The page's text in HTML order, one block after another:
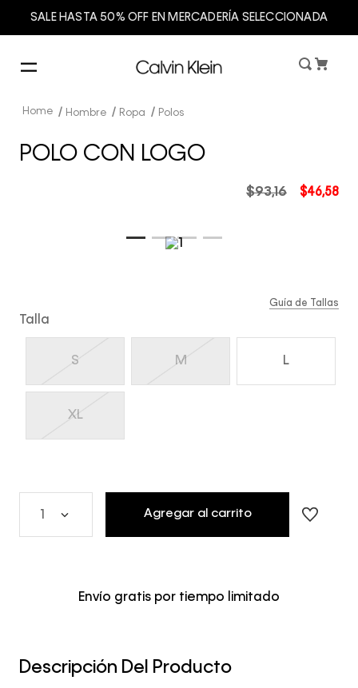
SALE HASTA 50% OFF EN MERCADERÍA SELECCIONADA
Hombre Ropa Polos
POLO CON LOGO
$46,58
$93,16
Talla
S M L
XL
Guía de Tallas
Agregar al carrito
Envío gratis por tiempo limitado
Descripción Del Producto